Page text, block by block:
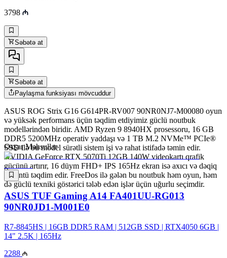
3798
Səbətə at
Səbətə at
Paylaşma funksiyası mövcuddur
ASUS ROG Strix G16 G614PR-RV007 90NR0NJ7-M00080 oyun
və yüksək performans üçün təqdim etdiyimiz güclü noutbuk
modellərindən biridir. AMD Ryzen 9 8940HX prosessoru, 16 GB
DDR5 5200MHz operativ yaddaşı və 1 TB M.2 NVMe™ PCIe®
SSD ilə bu model sürətli sistem işi və rahat istifadə təmin edir.
NVIDIA GeForce RTX 5070Ti 12GB 140W videokartı qrafik
gücünü artırır, 16 düym FHD+ IPS 165Hz ekran isə axıcı və dəqiq
görüntü təqdim edir. FreeDos ilə gələn bu noutbuk həm oyun, həm
də güclü texniki göstərici tələb edən işlər üçün uğurlu seçimdir.
Oxşar Məhsullar
ASUS TUF Gaming A14 FA401UU-RG013
90NR0JD1-M001E0
R7-8845HS | 16GB DDR5 RAM | 512GB SSD | RTX4050 6GB |
14" 2.5K | 165Hz
2288